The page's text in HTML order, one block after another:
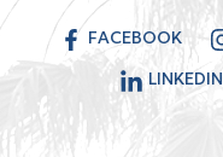
FACEBOOK
LINKEDIN